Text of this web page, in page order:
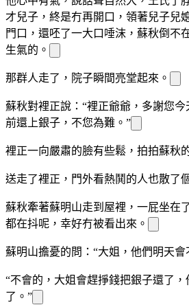
才兒子，終是冇再開口，領著兒子兒
門口，還呸了一大口唾沫，蘇秋倒不
生氣的。
那群人走了，院子瞬間亮堂起來。
蘇秋對裡正說：“裡正爺爺，多謝您
前還上銀子，不您為難。”
裡正一向嚴肅的臉有些鬆 ，拍拍蘇秋
送走了裡正，門外看熱鬨的人也散了
蘇秋牽著蘇明山走到屋裡，一屁坐在
都在抖呢，幸好冇被看出來。
蘇明山擔憂的問：“大姐，他們明天會
“不會的，大姐會趕掙錢把銀子還了
了。”